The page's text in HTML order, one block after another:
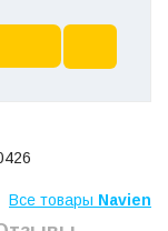
Все товары Navien